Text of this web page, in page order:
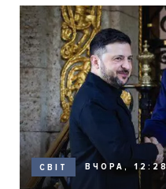
СВІТ ВЧОРА, 12:28